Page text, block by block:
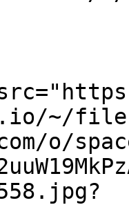
~/
o/